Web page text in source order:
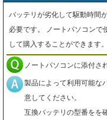
バッテリが劣化して駆動時間
必要です。 ノートパソコンで
して購入することができます。
ノートパソコンに添付さ
製品によって利用可能な
意してください。
互換バッテリの型番をを